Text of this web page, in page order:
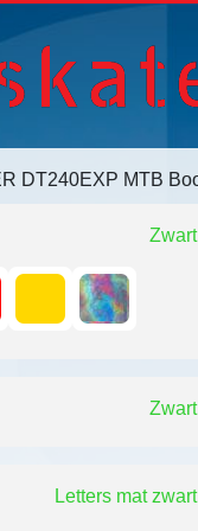
DT240EXP MTB
Zwart
Zwart
Letters mat zwart